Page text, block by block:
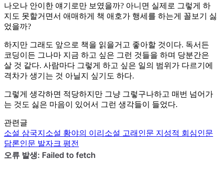
나오나 안이한 얘기로만 보였을까? 아니면 실제로 그렇게 하
지도 못할거면서 애매하게 책 애호가 행세를 하는게 꼴보기 싫
었을까?
하지만 그래도 앞으로 책을 읽을거고 좋아할 것이다. 독서든
코딩이든 그나마 지금 하고 싶은 그런 것들을 하며 당분간은
살 것 같다. 사람마다 그렇게 하고 싶은 일의 범위가 다르기에
격차가 생기는 것 아닐지 싶기도 하다.
그렇게 생각하면 적당하지만 그냥 그렇구나하고 매번 넘어가
는 것도 싫은 마음이 있어서 그런 생각들이 들었다.
관련글
소설 삼국지 소설 황야의 이리 소설 고래 인문 지성적 회심인문
담론인문 발자크 평전